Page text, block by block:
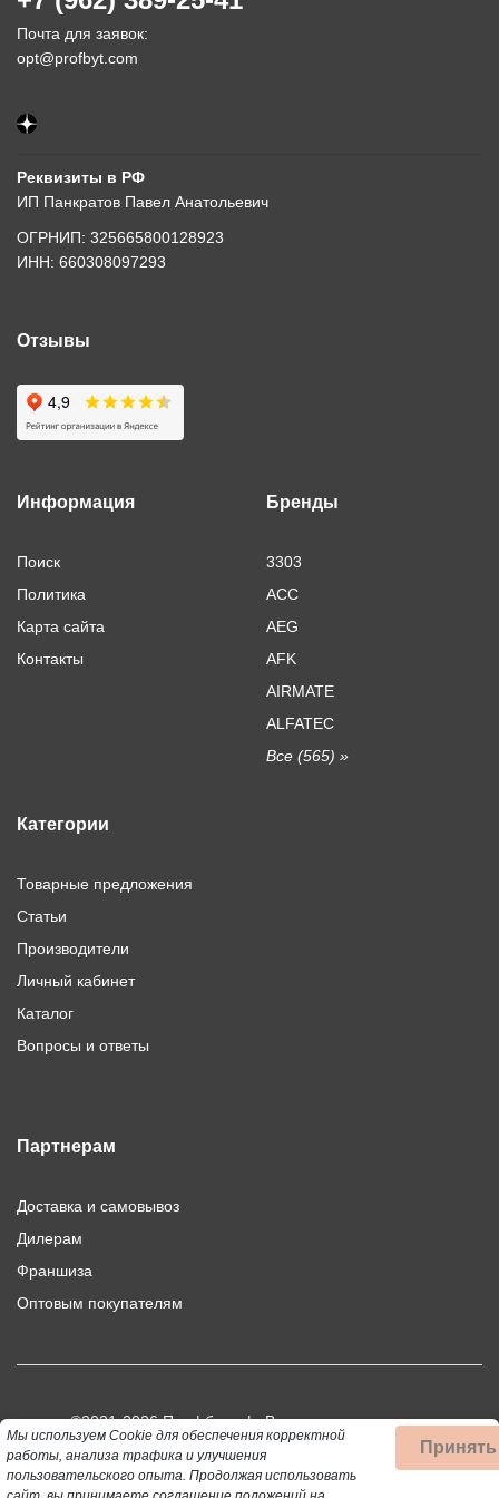
Почта для заявок:
opt@profbyt.com
Реквизиты в РФ
ИП Панкратов Павел Анатольевич
ОГРНИП: 325665800128923
ИНН: 660308097293
Отзывы
Информация
Поиск
Политика
Карта сайта
Контакты
Бренды
3303
ACC
AEG
AFK
AIRMATE
ALFATEC
Все (565) »
Категории
Товарные предложения
Статьи
Производители
Личный кабинет
Каталог
Вопросы и ответы
Партнерам
Доставка и самовывоз
Дилерам
Франшиза
Оптовым покупателям
©2021-2026 Профбыт.рф. Все права защищены.
Использование материалов сайта допускается только при
публикации активной ссылки на цитируемый материал.
Мы используем Cookie для обеспечения корректной
работы, анализа трафика и улучшения
пользовательского опыта. Продолжая использовать
Принять